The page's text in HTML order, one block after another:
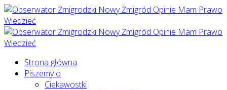
Strona główna
Piszemy o
Ciekawostki